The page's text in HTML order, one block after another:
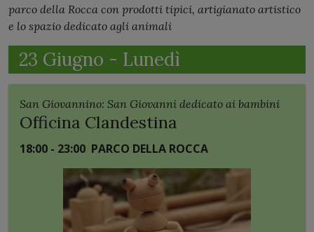
parco della Rocca con prodotti tipici, artigianato artistico
e lo spazio dedicato agli animali
23 Giugno - Lunedì
San Giovannino: San Giovanni dedicato ai bambini
Officina Clandestina
18:00 - 23:00 PARCO DELLA ROCCA